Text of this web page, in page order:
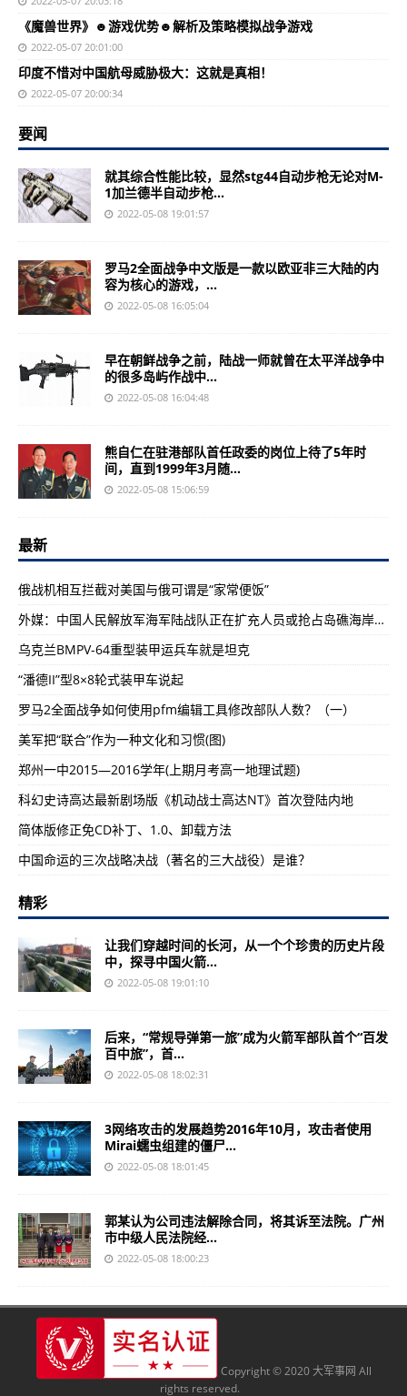
《魔兽世界》☻游戏优势☻解析及策略模拟战争游戏
2022-05-07 20:01:00
印度不惜对中国航母威胁极大：这就是真相！
2022-05-07 20:00:34
要闻
就其综合性能比较，显然stg44自动步枪无论对M-
1加兰德半自动步枪...
2022-05-08 19:01:57
罗马2全面战争中文版是一款以欧亚非三大陆的内
容为核心的游戏，...
2022-05-08 16:05:04
早在朝鲜战争之前，陆战一师就曾在太平洋战争中
的很多岛屿作战中...
2022-05-08 16:04:48
熊自仁在驻港部队首任政委的岗位上待了5年时
间，直到1999年3月随...
2022-05-08 15:06:59
最新
俄战机相互拦截对美国与俄可谓是“家常便饭”
外媒：中国人民解放军海军陆战队正在扩充人员或抢占岛礁海岸防御(图)
乌克兰BMPV-64重型装甲运兵车就是坦克
“潘德II”型8×8轮式装甲车说起
罗马2全面战争如何使用pfm编辑工具修改部队人数？（一）
美军把“联合”作为一种文化和习惯(图)
郑州一中2015—2016学年(上期月考高一地理试题)
科幻史诗高达最新剧场版《机动战士高达NT》首次登陆内地
简体版修正免CD补丁、1.0、卸载方法
中国命运的三次战略决战（著名的三大战役）是谁？
精彩
让我们穿越时间的长河，从一个个珍贵的历史片段
中，探寻中国火箭...
2022-05-08 19:01:10
后来，“常规导弹第一旅”成为火箭军部队首个“百发
百中旅”，首...
2022-05-08 18:02:31
3网络攻击的发展趋势2016年10月，攻击者使用
Mirai蠕虫组建的僵尸...
2022-05-08 18:01:45
郭某认为公司违法解除合同，将其诉至法院。广州
市中级人民法院经...
2022-05-08 18:00:23
Copyright © 2020 大军事网 All
rights reserved.